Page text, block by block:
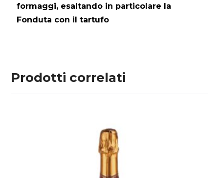
formaggi, esaltando in particolare la
Fonduta con il tartufo
Prodotti correlati